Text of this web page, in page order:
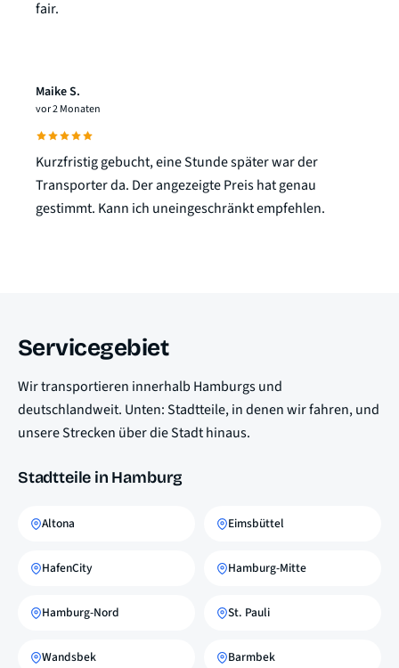
fair.
Maike S.
vor 2 Monaten
Kurzfristig gebucht, eine Stunde später war der
Transporter da. Der angezeigte Preis hat genau
gestimmt. Kann ich uneingeschränkt empfehlen.
Servicegebiet
Wir transportieren innerhalb Hamburgs und
deutschlandweit. Unten: Stadtteile, in denen wir fahren, und
unsere Strecken über die Stadt hinaus.
Stadtteile in Hamburg
Altona Eimsbüttel
HafenCity Hamburg-Mitte
Hamburg-Nord St. Pauli
Wandsbek Barmbek